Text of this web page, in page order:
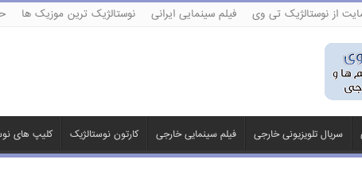
از نوستالژیک تی وی فیلم سینمایی ایرانی نوستالژیک ترین موزیک ها
سریال تلویزیونی خارجی فیلم سینمایی خارجی کارتون نوستالژیک کلیپ های